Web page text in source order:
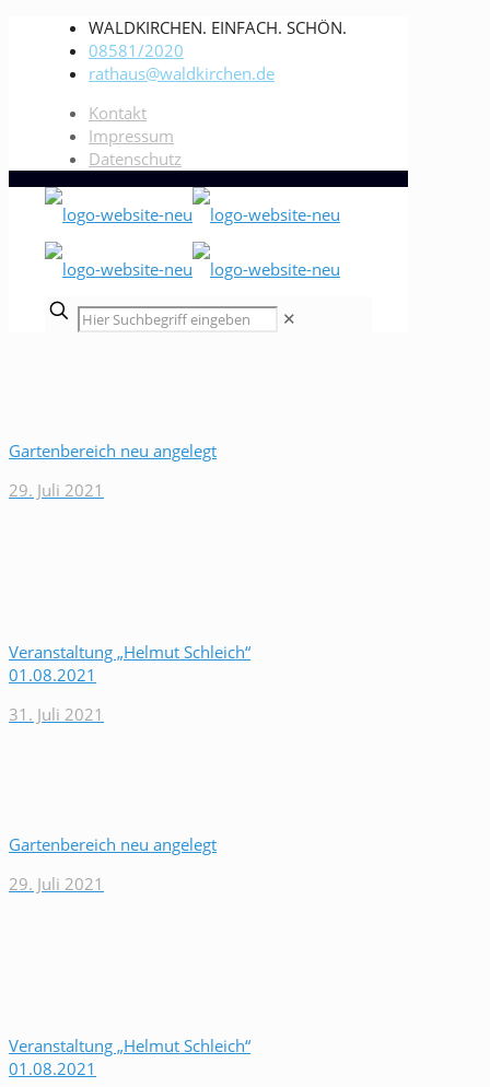
WALDKIRCHEN. EINFACH. SCHÖN.
08581/2020
rathaus@waldkirchen.de
Kontakt
Impressum
Datenschutz
✕
Gartenbereich neu angelegt
29. Juli 2021
Veranstaltung „Helmut Schleich“
01.08.2021
31. Juli 2021
Gartenbereich neu angelegt
29. Juli 2021
Veranstaltung „Helmut Schleich“
01.08.2021